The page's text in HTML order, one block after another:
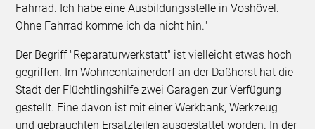
Fahrrad. Ich habe eine Ausbildungsstelle in Voshövel.
Ohne Fahrrad komme ich da nicht hin."
Der Begriff "Reparaturwerkstatt" ist vielleicht etwas hoch
gegriffen. Im Wohncontainerdorf an der Daßhorst hat die
Stadt der Flüchtlingshilfe zwei Garagen zur Verfügung
gestellt. Eine davon ist mit einer Werkbank, Werkzeug
und gebrauchten Ersatzteilen ausgestattet worden. In der